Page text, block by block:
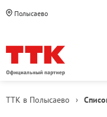
Полысаево
ТТК в Полысаево ›